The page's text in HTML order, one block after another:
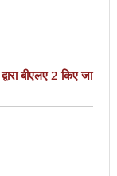
बीएलए 2 किए जा